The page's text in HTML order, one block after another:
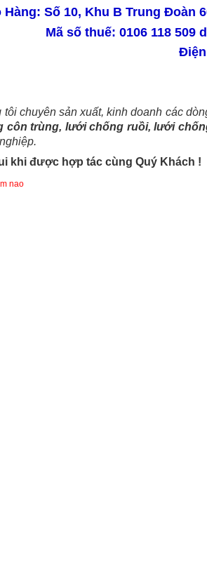
Hàng: Số 10, Khu B Trung Đoàn
Mã số thuế: 0106 118 509
Điện
0888
tôi chuyên sản xuất, kinh doanh các
côn trùng, lưới chống ruồi, lưới
khi được hợp tác cùng Quý Khách !
nao